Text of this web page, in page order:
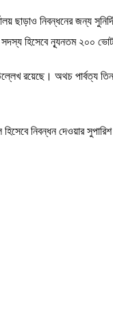
ছাড়াও নিবন্ধনের জন্য
হিসেবে ন্যূনতম ২০০
রয়েছে। অথচ পার্বত্য
নিবন্ধন দেওয়ার সুপারিশ